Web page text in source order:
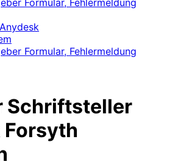
Formular, Fehlermeldung
Formular, Fehlermeldung
Schriftsteller